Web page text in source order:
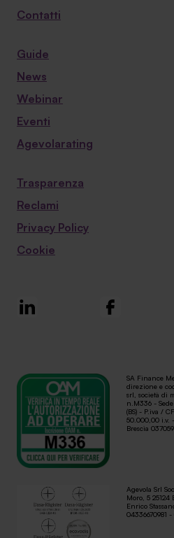
Contatti
Guide
News
Webinar
Eventi
Agevolarating
Trasparenza
Reclami
Privacy Policy
Cookie
SA Finance
direzione e
srl, società di
n.M336 -
(BS) - P.iva /
50.000,00 i.v.
Brescia
Agevola Srl
Moro, 5 25124
Enrico
04336670981